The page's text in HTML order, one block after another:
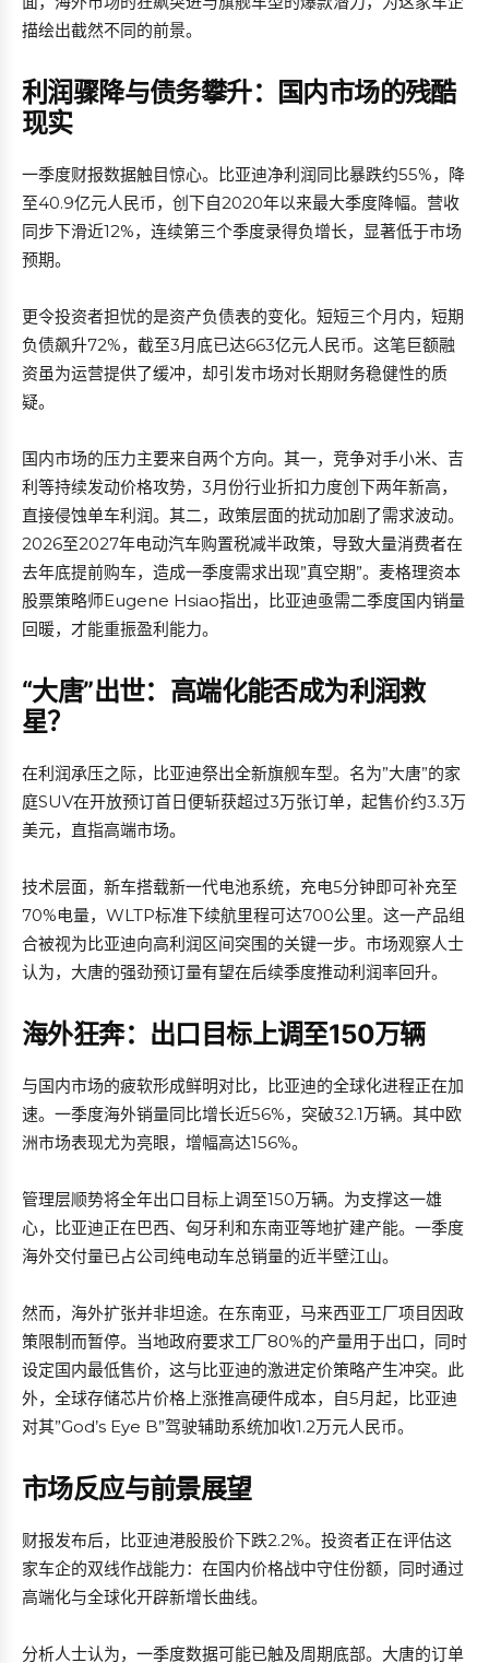
描绘出截然不同的前景。
利润骤降与债务攀升：国内市场的残酷
现实
一季度财报数据触目惊心。比亚迪净利润同比暴跌约55%，降
至40.9亿元人民币，创下自2020年以来最大季度降幅。营收
同步下滑近12%，连续第三个季度录得负增长，显著低于市场
预期。
更令投资者担忧的是资产负债表的变化。短短三个月内，短期
负债飙升72%，截至3月底已达663亿元人民币。这笔巨额融
资虽为运营提供了缓冲，却引发市场对长期财务稳健性的质
疑。
国内市场的压力主要来自两个方向。其一，竞争对手小米、吉
利等持续发动价格攻势，3月份行业折扣力度创下两年新高，
直接侵蚀单车利润。其二，政策层面的扰动加剧了需求波动。
2026至2027年电动汽车购置税减半政策，导致大量消费者在
去年底提前购车，造成一季度需求出现”真空期”。麦格理资本
股票策略师Eugene Hsiao指出，比亚迪亟需二季度国内销量
回暖，才能重振盈利能力。
“大唐”出世：高端化能否成为利润救
星？
在利润承压之际，比亚迪祭出全新旗舰车型。名为”大唐”的家
庭SUV在开放预订首日便斩获超过3万张订单，起售价约3.3万
美元，直指高端市场。
技术层面，新车搭载新一代电池系统，充电5分钟即可补充至
70%电量，WLTP标准下续航里程可达700公里。这一产品组
合被视为比亚迪向高利润区间突围的关键一步。市场观察人士
认为，大唐的强劲预订量有望在后续季度推动利润率回升。
海外狂奔：出口目标上调至150万辆
与国内市场的疲软形成鲜明对比，比亚迪的全球化进程正在加
速。一季度海外销量同比增长近56%，突破32.1万辆。其中欧
洲市场表现尤为亮眼，增幅高达156%。
管理层顺势将全年出口目标上调至150万辆。为支撑这一雄
心，比亚迪正在巴西、匈牙利和东南亚等地扩建产能。一季度
海外交付量已占公司纯电动车总销量的近半壁江山。
然而，海外扩张并非坦途。在东南亚，马来西亚工厂项目因政
策限制而暂停。当地政府要求工厂80%的产量用于出口，同时
设定国内最低售价，这与比亚迪的激进定价策略产生冲突。此
外，全球存储芯片价格上涨推高硬件成本，自5月起，比亚迪
对其”God’s Eye B”驾驶辅助系统加收1.2万元人民币。
市场反应与前景展望
财报发布后，比亚迪港股股价下跌2.2%。投资者正在评估这
家车企的双线作战能力：在国内价格战中守住份额，同时通过
高端化与全球化开辟新增长曲线。
分析人士认为，一季度数据可能已触及周期底部。大唐的订单